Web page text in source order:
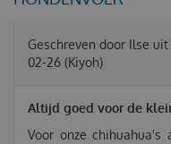
Geschreven door Ilse uit
02-26 (Kiyoh)
Altijd goed voor de
Voor onze